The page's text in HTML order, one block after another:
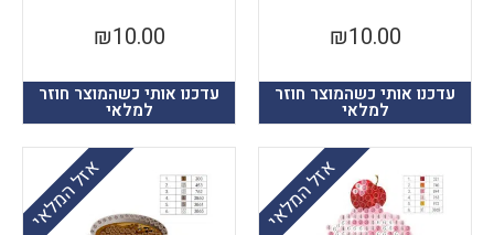
₪10.00
עדכנו אותי כשהמוצר חוזר
למלאי
₪10.00
עדכנו אותי כשהמוצר חוזר
למלאי
אזל המלאי אזל המלאי